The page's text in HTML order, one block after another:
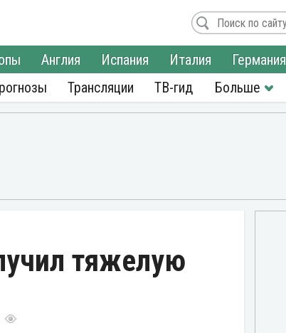
Англия Испания Италия Германия
Трансляции ТВ-гид
тяжелую